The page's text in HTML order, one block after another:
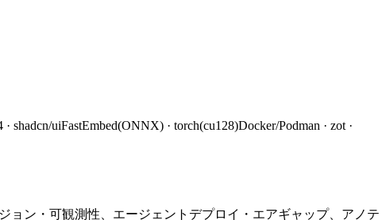
· shadcn/uiFastEmbed(ONNX) · torch(cu128)Docker/Podman · zot ·
ン・可観測性、エージェントデプロイ・エアギャップ、アノテ